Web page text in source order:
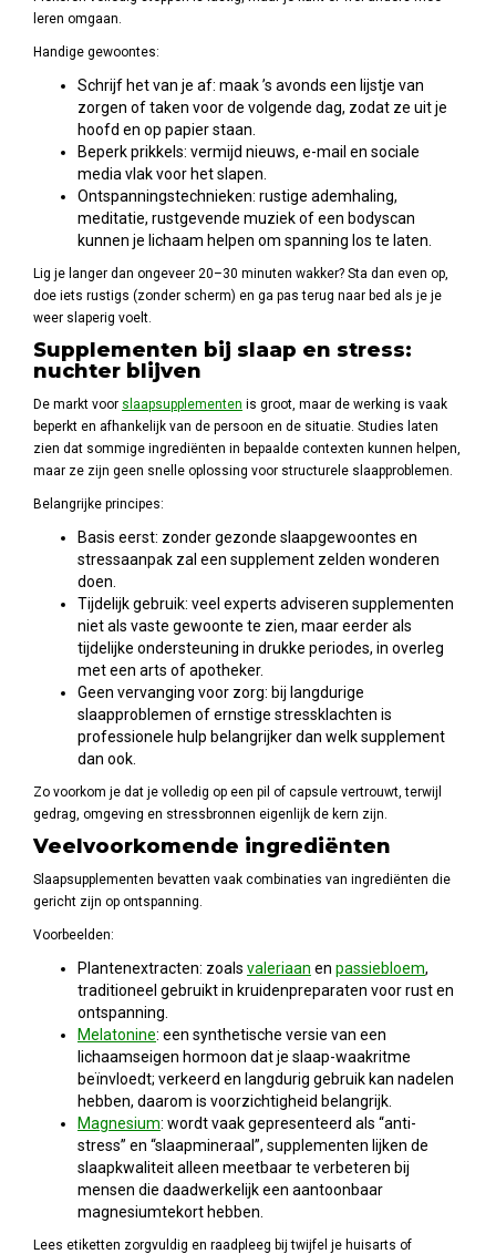
leren omgaan.
Handige gewoontes:
Schrijf het van je af: maak ’s avonds een lijstje van
zorgen of taken voor de volgende dag, zodat ze uit je
hoofd en op papier staan.
Beperk prikkels: vermijd nieuws, e-mail en sociale
media vlak voor het slapen.
Ontspanningstechnieken: rustige ademhaling,
meditatie, rustgevende muziek of een bodyscan
kunnen je lichaam helpen om spanning los te laten.
Lig je langer dan ongeveer 20–30 minuten wakker? Sta dan even op,
doe iets rustigs (zonder scherm) en ga pas terug naar bed als je je
weer slaperig voelt.
Supplementen bij slaap en stress:
nuchter blijven
De markt voor slaapsupplementen is groot, maar de werking is vaak
beperkt en afhankelijk van de persoon en de situatie. Studies laten
zien dat sommige ingrediënten in bepaalde contexten kunnen helpen,
maar ze zijn geen snelle oplossing voor structurele slaapproblemen.
Belangrijke principes:
Basis eerst: zonder gezonde slaapgewoontes en
stressaanpak zal een supplement zelden wonderen
doen.
Tijdelijk gebruik: veel experts adviseren supplementen
niet als vaste gewoonte te zien, maar eerder als
tijdelijke ondersteuning in drukke periodes, in overleg
met een arts of apotheker.
Geen vervanging voor zorg: bij langdurige
slaapproblemen of ernstige stressklachten is
professionele hulp belangrijker dan welk supplement
dan ook.
Zo voorkom je dat je volledig op een pil of capsule vertrouwt, terwijl
gedrag, omgeving en stressbronnen eigenlijk de kern zijn.
Veelvoorkomende ingrediënten
Slaapsupplementen bevatten vaak combinaties van ingrediënten die
gericht zijn op ontspanning.
Voorbeelden:
Plantenextracten: zoals valeriaan en passiebloem,
traditioneel gebruikt in kruidenpreparaten voor rust en
ontspanning.
Melatonine: een synthetische versie van een
lichaamseigen hormoon dat je slaap-waakritme
beïnvloedt; verkeerd en langdurig gebruik kan nadelen
hebben, daarom is voorzichtigheid belangrijk.
Magnesium: wordt vaak gepresenteerd als “anti-
stress” en “slaapmineraal”, supplementen lijken de
slaapkwaliteit alleen meetbaar te verbeteren bij
mensen die daadwerkelijk een aantoonbaar
magnesiumtekort hebben.
Lees etiketten zorgvuldig en raadpleeg bij twijfel je huisarts of